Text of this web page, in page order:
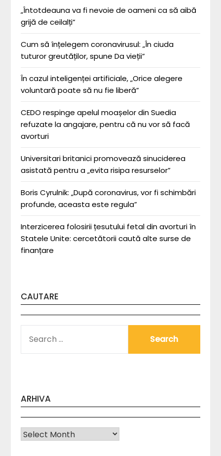
„Întotdeauna va fi nevoie de oameni ca să aibă
grijă de ceilalți”
Cum să înțelegem coronavirusul: „În ciuda
tuturor greutăților, spune Da vieții”
În cazul inteligenței artificiale, „Orice alegere
voluntară poate să nu fie liberă”
CEDO respinge apelul moașelor din Suedia
refuzate la angajare, pentru că nu vor să facă
avorturi
Universitari britanici promovează sinuciderea
asistată pentru a „evita risipa resurselor”
Boris Cyrulnik: „După coronavirus, vor fi schimbări
profunde, aceasta este regula”
Interzicerea folosirii țesutului fetal din avorturi în
Statele Unite: cercetătorii caută alte surse de
finanțare
CAUTARE
FOR:
ARHIVA
Arhiva